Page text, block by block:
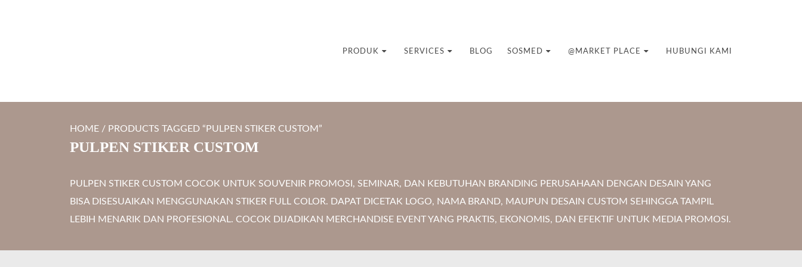
PRODUK SERVICES BLOG SOSMED @MARKET PLACE HUBUNGI KAMI
HOME / PRODUCTS TAGGED “PULPEN STIKER CUSTOM”
PULPEN STIKER CUSTOM
PULPEN STIKER CUSTOM COCOK UNTUK SOUVENIR PROMOSI, SEMINAR, DAN KEBUTUHAN BRANDING PERUSAHAAN DENGAN DESAIN YANG
BISA DISESUAIKAN MENGGUNAKAN STIKER FULL COLOR. DAPAT DICETAK LOGO, NAMA BRAND, MAUPUN DESAIN CUSTOM SEHINGGA TAMPIL
LEBIH MENARIK DAN PROFESIONAL. COCOK DIJADIKAN MERCHANDISE EVENT YANG PRAKTIS, EKONOMIS, DAN EFEKTIF UNTUK MEDIA PROMOSI.